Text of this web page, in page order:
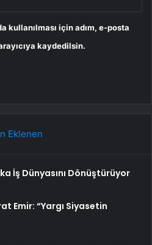
kullanılması için adım, e-posta
kaydedilsin.
Eklenen
İş Dünyasını Dönüştürüyor
Emir: “Yargı Siyasetin